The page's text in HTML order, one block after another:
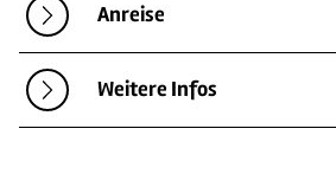
Anreise
Weitere Infos